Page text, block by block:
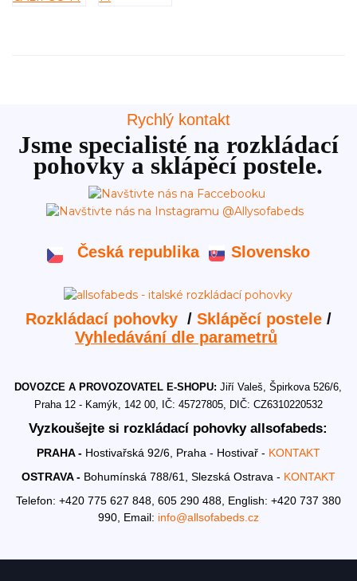
Rychlý kontakt
Jsme specialisté na rozkládací
pohovky a sklápěcí postele.
Česká republika Slovensko
Rozkládací pohovky / Sklápěcí postele/
Vyhledávání dle parametrů
DOVOZCE A PROVOZOVATEL E-SHOPU:Jiří Valeš, Špirkova 526/6,
Praha 12 - Kamýk, 142 00, IČ: 45727805, DIČ: CZ6310220532
Vyzkoušejte si rozkládací pohovky allsofabeds:
PRAHA - Hostivařská 92/6, Praha - Hostivař - KONTAKT
OSTRAVA - Bohumínská 788/61, Slezská Ostrava - KONTAKT
Telefon: +420 775 627 848, 605 290 488, English: +420 737 380
990, Email: info@allsofabeds.cz